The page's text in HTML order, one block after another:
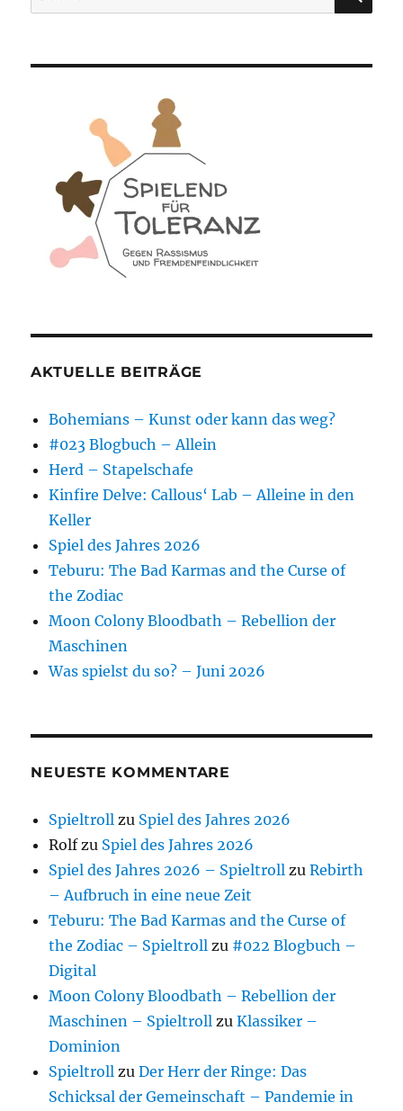
nach:
AKTUELLE BEITRÄGE
Bohemians – Kunst oder kann das weg?
#023 Blogbuch – Allein
Herd – Stapelschafe
Kinfire Delve: Callous‘ Lab – Alleine in den
Keller
Spiel des Jahres 2026
Teburu: The Bad Karmas and the Curse of
the Zodiac
Moon Colony Bloodbath – Rebellion der
Maschinen
Was spielst du so? – Juni 2026
NEUESTE KOMMENTARE
Spieltroll zu Spiel des Jahres 2026
Rolfzu Spiel des Jahres 2026
Spiel des Jahres 2026 – Spieltroll zuRebirth
– Aufbruch in eine neue Zeit
Teburu: The Bad Karmas and the Curse of
the Zodiac – Spieltroll zu #022 Blogbuch –
Digital
Moon Colony Bloodbath – Rebellion der
Maschinen – Spieltroll zuKlassiker –
Dominion
Spieltroll zuDer Herr der Ringe: Das
Schicksal der Gemeinschaft – Pandemie in